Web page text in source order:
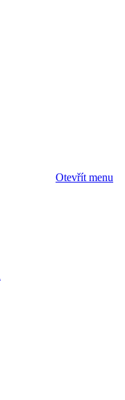
Otevřít menu